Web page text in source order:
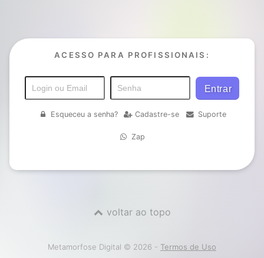
ACESSO PARA PROFISSIONAIS:
Esqueceu a senha? Cadastre-se Suporte
Zap
voltar ao topo
Metamorfose Digital © 2026 - Termos de Uso